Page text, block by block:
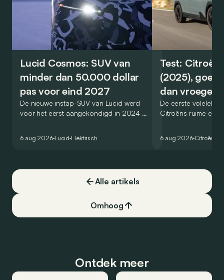
Lucid Cosmos: SUV van
minder dan 50.000 dollar
pas voor eind 2027
De nieuwe instap-SUV van Lucid werd
voor het eerst aangekondigd in 2024 en
constructeur vervoegen.
6 aug 2026 Lucid Elektrisch
Test: Citroën
(2025), goed
dan vroeger
De eerste
Citroëns ruime en
dat ook gelukt?
6 aug 2026 Citroën
Alle artikels
Omhoog
Ontdek meer